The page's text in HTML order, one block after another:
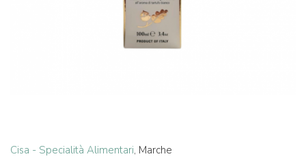
Cisa - Specialità Alimentari, Marche